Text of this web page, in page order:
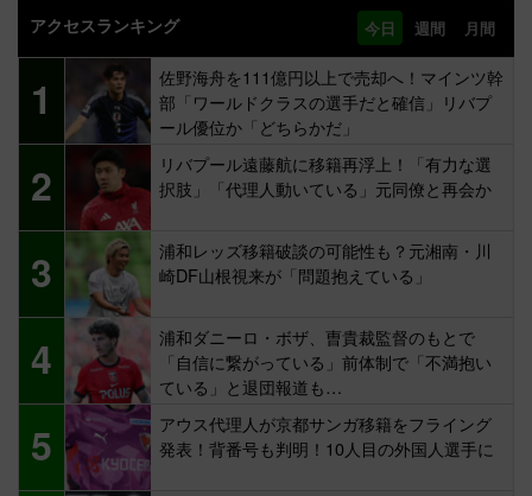
アクセスランキング 今日 週間 月間
1
佐野海舟を111億円以上で売却へ！マインツ幹
部「ワールドクラスの選手だと確信」リバプ
ール優位か「どちらかだ」
2
リバプール遠藤航に移籍再浮上！「有力な選
択肢」「代理人動いている」元同僚と再会か
3
浦和レッズ移籍破談の可能性も？元湘南・川
崎DF山根視来が「問題抱えている」
4
浦和ダニーロ・ボザ、曺貴裁監督のもとで
「自信に繋がっている」前体制で「不満抱い
ている」と退団報道も…
5
アウス代理人が京都サンガ移籍をフライング
発表！背番号も判明！10人目の外国人選手に